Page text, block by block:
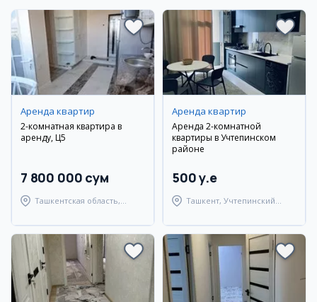
Аренда квартир
2-комнатная квартира в
аренду, Ц5
7 800 000 сум
Ташкентская область,
Аренда квартир
Аренда 2-комнатной
квартиры в Учтепинском
районе
500 y.e
Ташкент, Учтепинский